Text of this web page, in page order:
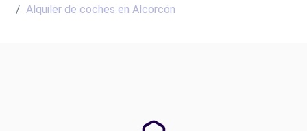
Alquiler de coches en Alcorcón